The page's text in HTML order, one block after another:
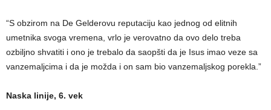
“S obzirom na De Gelderovu reputaciju kao jednog od elitnih
umetnika svoga vremena, vrlo je verovatno da ovo delo treba
ozbiljno shvatiti i ono je trebalo da saopšti da je Isus imao veze sa
vanzemaljcima i da je možda i on sam bio vanzemaljskog porekla.”
Naska linije, 6. vek